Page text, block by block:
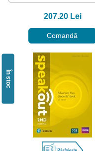
207.20 Lei
Comandă
În stoc